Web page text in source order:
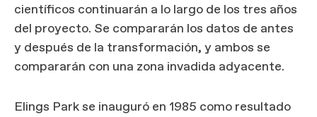
científicos continuarán a lo largo de los tres años
del proyecto. Se compararán los datos de antes
y después de la transformación, y ambos se
compararán con una zona invadida adyacente.
Elings Park se inauguró en 1985 como resultado